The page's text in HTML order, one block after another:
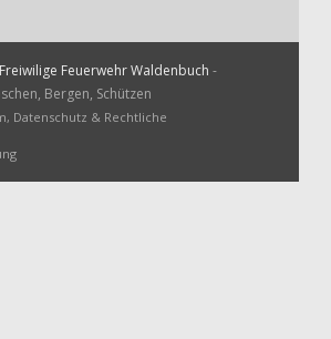
Freiwilige Feuerwehr Waldenbuch -
Bergen, Schützen
Datenschutz & Rechtliche